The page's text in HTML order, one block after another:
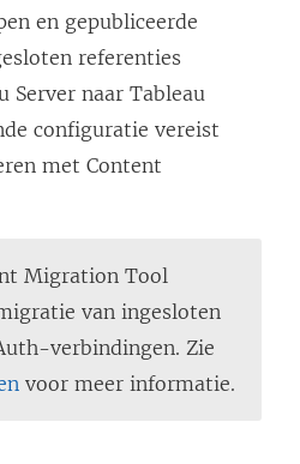
en gepubliceerde
referenties
Server naar Tableau
configuratie vereist
met Content
Migration Tool
van ingesloten
verbindingen. Zie
voor meer informatie.